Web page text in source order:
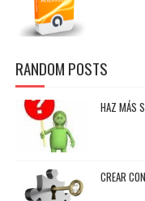
RANDOM POSTS
HAZ MÁS
CREAR